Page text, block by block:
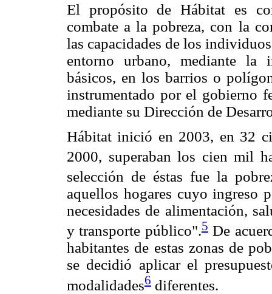
El propósito de Hábitat es
combate a la pobreza, con la
las capacidades de los
entorno urbano, mediante la
básicos, en los barrios o
instrumentado por el gobierno
mediante su Dirección de
Hábitat inició en 2003, en 32
2000, superaban los cien mil
selección de éstas fue la
aquellos hogares cuyo ingreso
necesidades de alimentación,
y transporte público".5De
habitantes de estas zonas de
se decidió aplicar el
modalidades6 diferentes.